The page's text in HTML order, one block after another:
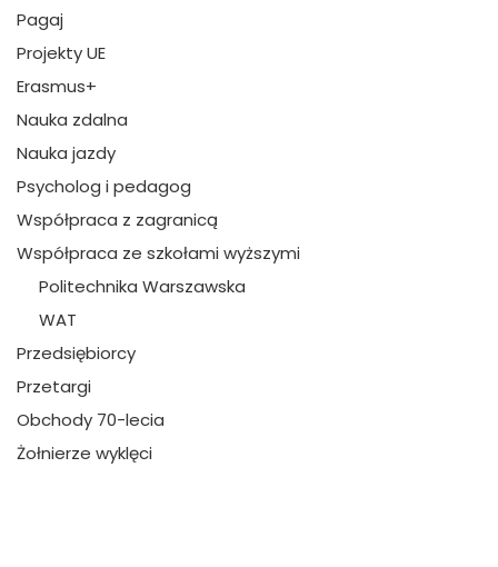
Pagaj
Projekty UE
Erasmus+
Nauka zdalna
Nauka jazdy
Psycholog i pedagog
Współpraca z zagranicą
Współpraca ze szkołami wyższymi
Politechnika Warszawska
WAT
Przedsiębiorcy
Przetargi
Obchody 70-lecia
Żołnierze wyklęci